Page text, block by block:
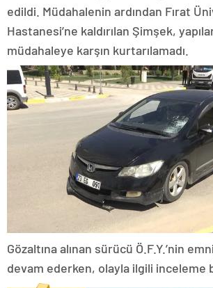
edildi. Müdahalenin ardından Fırat
Hastanesi’ne kaldırılan Şimşek,
müdahaleye karşın kurtarılamadı.
Gözaltına alınan sürücü Ö.F.Y.’nin
devam ederken, olayla ilgili inceleme